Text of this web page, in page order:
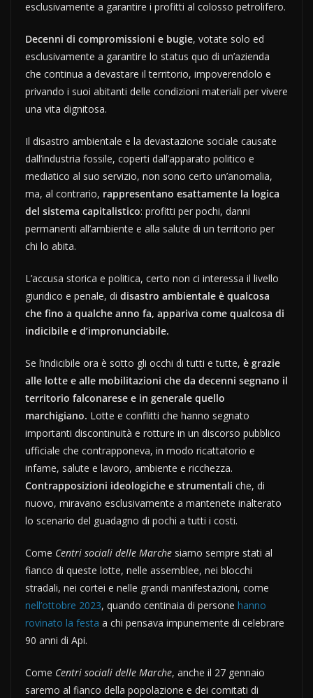
esclusivamente a garantire i profitti al colosso petrolifero.
Decenni di compromissioni e bugie, votate solo ed
esclusivamente a garantire lo status quo di un’azienda
che continua a devastare il territorio, impoverendolo e
privando i suoi abitanti delle condizioni materiali per vivere
una vita dignitosa.
Il disastro ambientale e la devastazione sociale causate
dall’industria fossile, coperti dall’apparato politico e
mediatico al suo servizio, non sono certo un’anomalia,
ma, al contrario, rappresentano esattamente la logica
del sistema capitalistico: profitti per pochi, danni
permanenti all’ambiente e alla salute di un territorio per
chi lo abita.
L’accusa storica e politica, certo non ci interessa il livello
giuridico e penale, di disastro ambientale è qualcosa
che fino a qualche anno fa, appariva come qualcosa di
indicibile e d’impronunciabile.
Se l’indicibile ora è sotto gli occhi di tutti e tutte, è grazie
alle lotte e alle mobilitazioni che da decenni segnano il
territorio falconarese e in generale quello
marchigiano. Lotte e conflitti che hanno segnato
importanti discontinuità e rotture in un discorso pubblico
ufficiale che contrapponeva, in modo ricattatorio e
infame, salute e lavoro, ambiente e ricchezza.
Contrapposizioni ideologiche e strumentali che, di
nuovo, miravano esclusivamente a mantenete inalterato
lo scenario del guadagno di pochi a tutti i costi.
Come Centri sociali delle Marche siamo sempre stati al
fianco di queste lotte, nelle assemblee, nei blocchi
stradali, nei cortei e nelle grandi manifestazioni, come
nell’ottobre 2023, quando centinaia di persone hanno
rovinato la festa a chi pensava impunemente di celebrare
90 anni di Api.
Come Centri sociali delle Marche, anche il 27 gennaio
saremo al fianco della popolazione e dei comitati di